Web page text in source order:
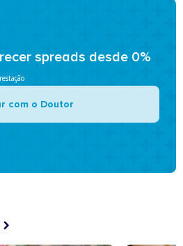
spreads desde 0%
com o Doutor